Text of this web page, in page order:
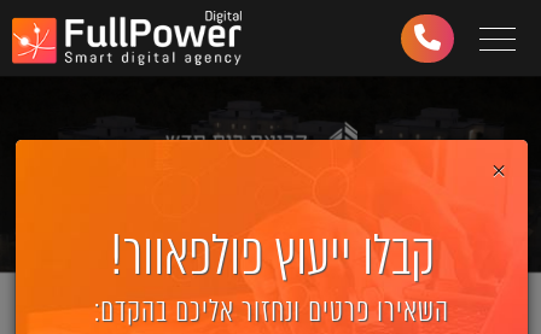
Toggle navigation
997 ×
קבלו ייעוץ פולפאוור!
השאירו פרטים ונחזור אליכם בהקדם: